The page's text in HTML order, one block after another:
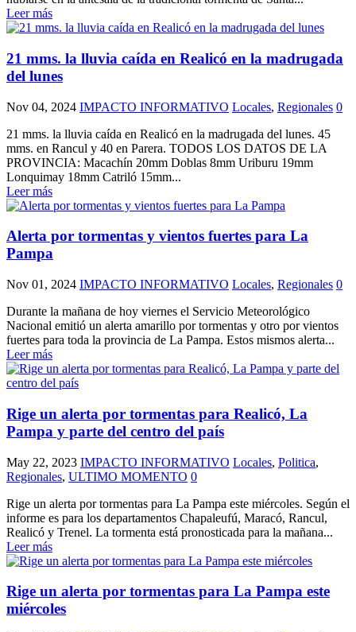
Leer más
21 mms. la lluvia caída en Realicó en la madrugada
del lunes
Nov 04, 2024 IMPACTO INFORMATIVO Locales, Regionales 0
21 mms. la lluvia caída en Realicó en la madrugada del lunes. 45
mms. en Rancul y 40 en Parera. TODOS LOS DATOS DE LA
PROVINCIA: Macachín 20mm Doblas 8mm Uriburu 19mm
Lonquimay 18mm Catriló 15mm...
Leer más
Alerta por tormentas y vientos fuertes para La
Pampa
Nov 01, 2024 IMPACTO INFORMATIVO Locales, Regionales 0
Durante la mañana de hoy viernes el Servicio Meteorológico
Nacional emitió un alerta amarillo por tormentas y otro por vientos
fuertes para toda la provincia de La Pampa. Estos mismos alerta...
Leer más
Rige un alerta por tormentas para Realicó, La
Pampa y parte del centro del país
May 22, 2023 IMPACTO INFORMATIVO Locales, Politica,
Regionales, ULTIMO MOMENTO 0
Rige un alerta por tormentas para La Pampa este miércoles. Según el
informe es para los departamentos Chapaleufú, Maracó, Rancul,
Realicó y Trenel. La tormenta está pronosticada para la mañana...
Leer más
Rige un alerta por tormentas para La Pampa este
miércoles